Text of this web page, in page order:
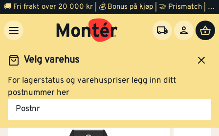
🚚 Fri frakt over 20 000 kr | 💰 Bonus på kjøp | 🤝 Prismatch | ⭐ 100% fornøyd garanti | 🏪 140 byggevarehus
Velg varehus
For lagerstatus og varehuspriser legg inn ditt
postnummer her
Postnr
Uterom Grill og bålpanne